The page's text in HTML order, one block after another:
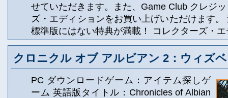
せていただきます。また、Game Club クレジ
ズ・エディションをお買い上げいただけます
標準版にはない特典が満載！ コレクターズ・
クロニクル オブ アルビアン 2：ウィズ
PC ダウンロードゲーム：アイテム探しゲ
ーム 英語版タイトル：Chronicles of Albian